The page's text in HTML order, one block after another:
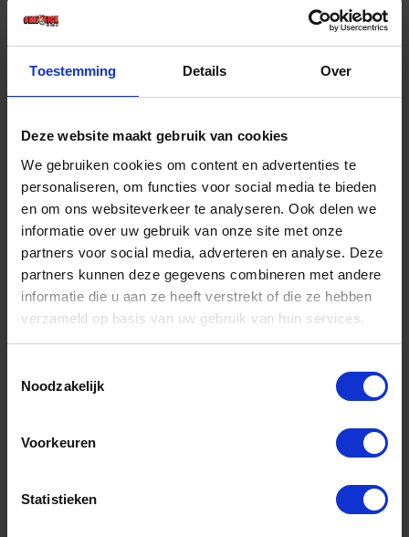
Toestemming Details Over
Deze website maakt gebruik van cookies
We gebruiken cookies om content en advertenties te
personaliseren, om functies voor social media te bieden
en om ons websiteverkeer te analyseren. Ook delen we
informatie over uw gebruik van onze site met onze
partners voor social media, adverteren en analyse. Deze
partners kunnen deze gegevens combineren met andere
informatie die u aan ze heeft verstrekt of die ze hebben
verzameld op basis van uw gebruik van hun services.
Noodzakelijk
Voorkeuren
Statistieken
€ 31,10 incl. BTW
-
Bestel nu!
KELFORT Bouwfolie transparant T100 42μm
Niet op voorraad, levertijd 1 tot meerdere werkdagen
Prijs per 1 Stuk